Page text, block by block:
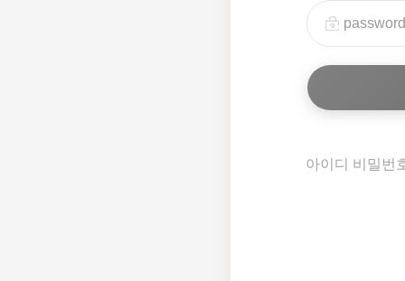
아이디 비밀번